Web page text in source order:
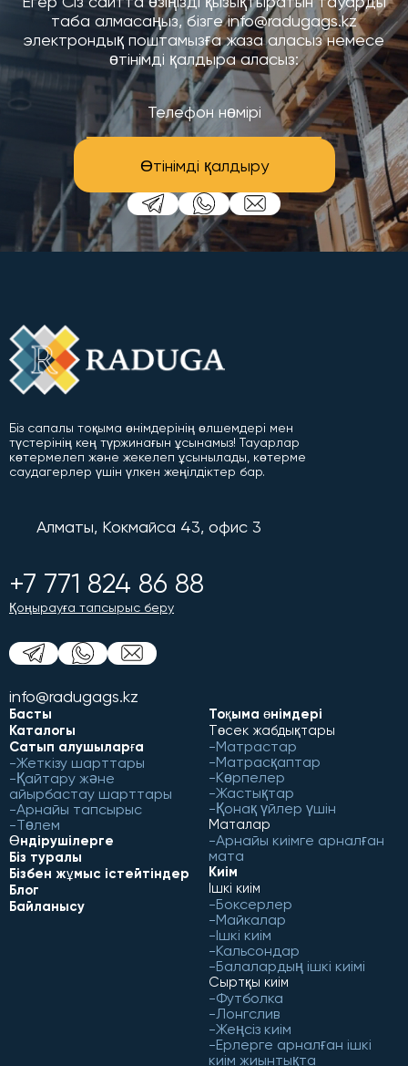
таба алмасаңыз, бізге info@radugags.kz
электрондық поштамызға жаза аласыз немесе
өтінімді қалдыра аласыз:
Өтінімді қалдыру
Біз сапалы тоқыма өнімдерінің өлшемдері мен
түстерінің кең түржинағын ұсынамыз! Тауарлар
көтермелеп және жекелеп ұсынылады, көтерме
саудагерлер үшін үлкен жеңілдіктер бар.
Алматы, Кокмайса 43, офис 3
+7 771 824 86 88
Қоңырауға тапсырыс беру
info@radugags.kz
Басты
Каталогы
Сатып алушыларға
Жеткізу шарттары
Қайтару және
айырбастау шарттары
Арнайы тапсырыс
Төлем
Өндірушілерге
Біз туралы
Бізбен жұмыс істейтіндер
Блог
Байланысу
Тоқыма өнімдері
Төсек жабдықтары
Матрастар
Матрасқаптар
Көрпелер
Жастықтар
Қонақ үйлер үшін
Маталар
Арнайы киімге арналған
мата
Киім
Ішкі киім
Боксерлер
Майкалар
Ішкі киім
Кальсондар
Балалардың ішкі киімі
Сыртқы киім
Футболка
Лонгслив
Жеңсіз киім
Ерлерге арналған ішкі
киім жиынтықта